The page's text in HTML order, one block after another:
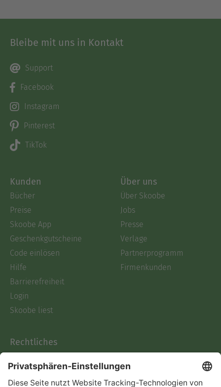
Bleibe mit uns in Kontakt
Support
Facebook
Instagram
Pinterest
TikTok
Kunden
Bücher
Preise
Skoobe App
Geschenkgutscheine
Code einlösen
Hilfe
Barrierefreiheit
Login
Skoobe liest
Über uns
Über Skoobe
Jobs
Presse
Verlage
Partnerprogramm
Firmenkunden
Rechtliches
AGB
Informationen nach Data